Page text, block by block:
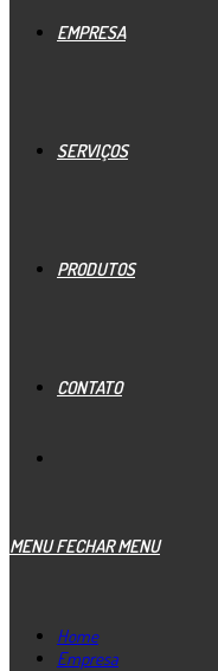
EMPRESA
SERVIÇOS
PRODUTOS
CONTATO
MENU FECHAR MENU
Home
Empresa